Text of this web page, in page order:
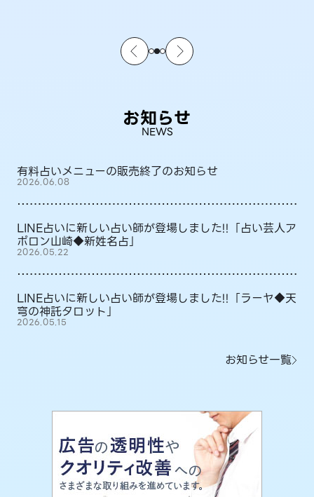
お知らせ
NEWS
有料占いメニューの販売終了のお知らせ
2026.06.08
LINE占いに新しい占い師が登場しました!!「占い芸人ア
ポロン山崎◆新姓名占」
2026.05.22
LINE占いに新しい占い師が登場しました!!「ラーヤ◆天
穹の神託タロット」
2026.05.15
お知らせ一覧